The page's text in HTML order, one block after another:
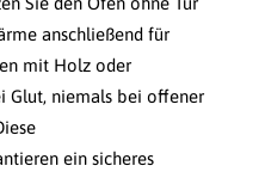
anschließend für
mit Holz oder
Glut, niemals bei offener
ein sicheres